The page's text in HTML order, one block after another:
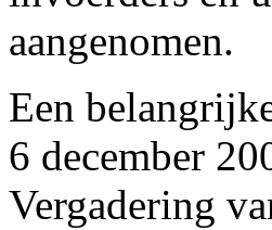
aangenomen.
Een
6 december
Vergadering